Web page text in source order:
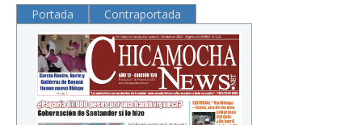
Portada Contraportada